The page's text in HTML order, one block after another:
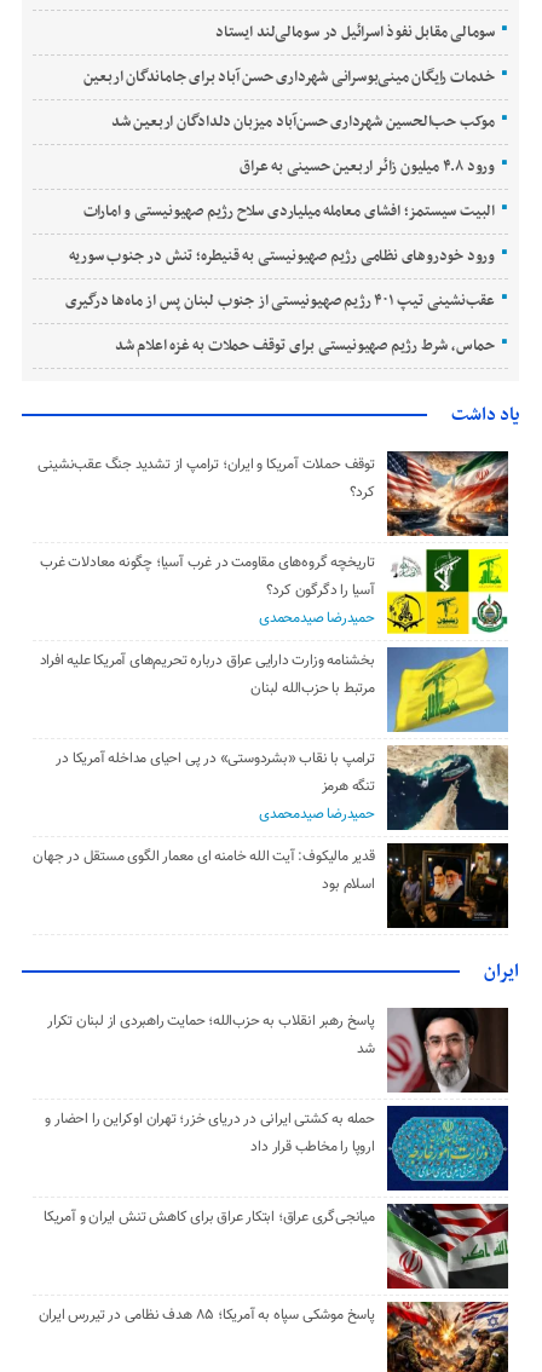
سومالی مقابل نفوذ اسرائیل در سومالی‌لند ایستاد
خدمات رایگان مینی‌بوسرانی شهرداری حسن‌ آباد برای جاماندگان اربعین
موکب حب‌الحسین شهرداری حسن‌آباد میزبان دلدادگان اربعین شد
ورود ۴.۸ میلیون زائر اربعین حسینی به عراق
البیت سیستمز؛ افشای معامله میلیاردی سلاح رژیم صهیونیستی و امارات
ورود خودروهای نظامی رژیم صهیونیستی به قنیطره؛ تنش در جنوب سوریه
عقب‌نشینی تیپ ۴۰۱ رژیم صهیونیستی از جنوب لبنان پس از ماه‌ها درگیری
حماس، شرط رژیم صهیونیستی برای توقف حملات به غزه اعلام شد
یاد داشت
توقف حملات آمریکا و ایران؛ ترامپ از تشدید جنگ عقب‌نشینی
کرد؟
تاریخچه گروه‌های مقاومت در غرب آسیا؛ چگونه معادلات غرب
آسیا را دگرگون کرد؟
حمیدرضا صیدمحمدی
بخشنامه وزارت دارایی عراق درباره تحریم‌های آمریکا علیه افراد
مرتبط با حزب‌الله لبنان
ترامپ با نقاب «بشردوستی» در پی احیای مداخله آمریکا در
تنگه هرمز
حمیدرضا صیدمحمدی
قدیر مالیکوف: آیت‌ الله خامنه‌ ای معمار الگوی مستقل در جهان
اسلام بود
ایران
پاسخ رهبر انقلاب به حزب‌الله؛ حمایت راهبردی از لبنان تکرار
شد
حمله به کشتی ایرانی در دریای خزر؛ تهران اوکراین را احضار و
اروپا را مخاطب قرار داد
میانجی‌گری عراق؛ ابتکار عراق برای کاهش تنش ایران و آمریکا
پاسخ موشکی سپاه به آمریکا؛ ۸۵ هدف نظامی در تیررس ایران